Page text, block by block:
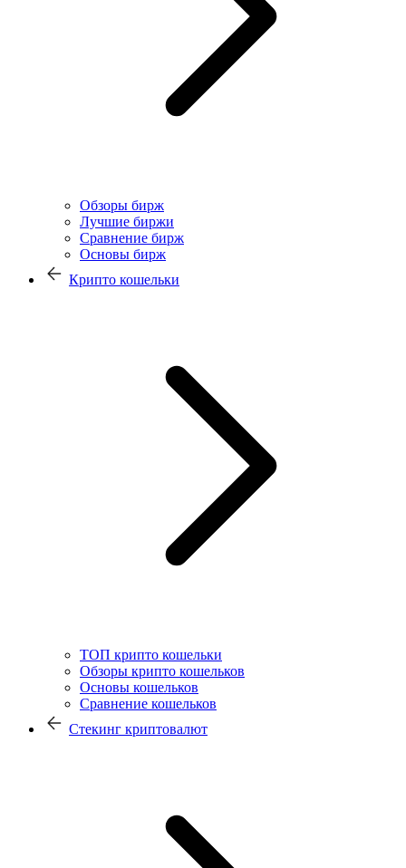
Обзоры бирж
Лучшие биржи
Сравнение бирж
Основы бирж
Крипто кошельки
ТОП крипто кошельки
Обзоры крипто кошельков
Основы кошельков
Сравнение кошельков
Стекинг криптовалют